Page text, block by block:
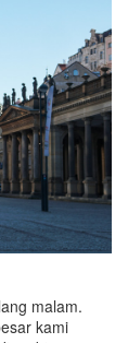
malam.
kami